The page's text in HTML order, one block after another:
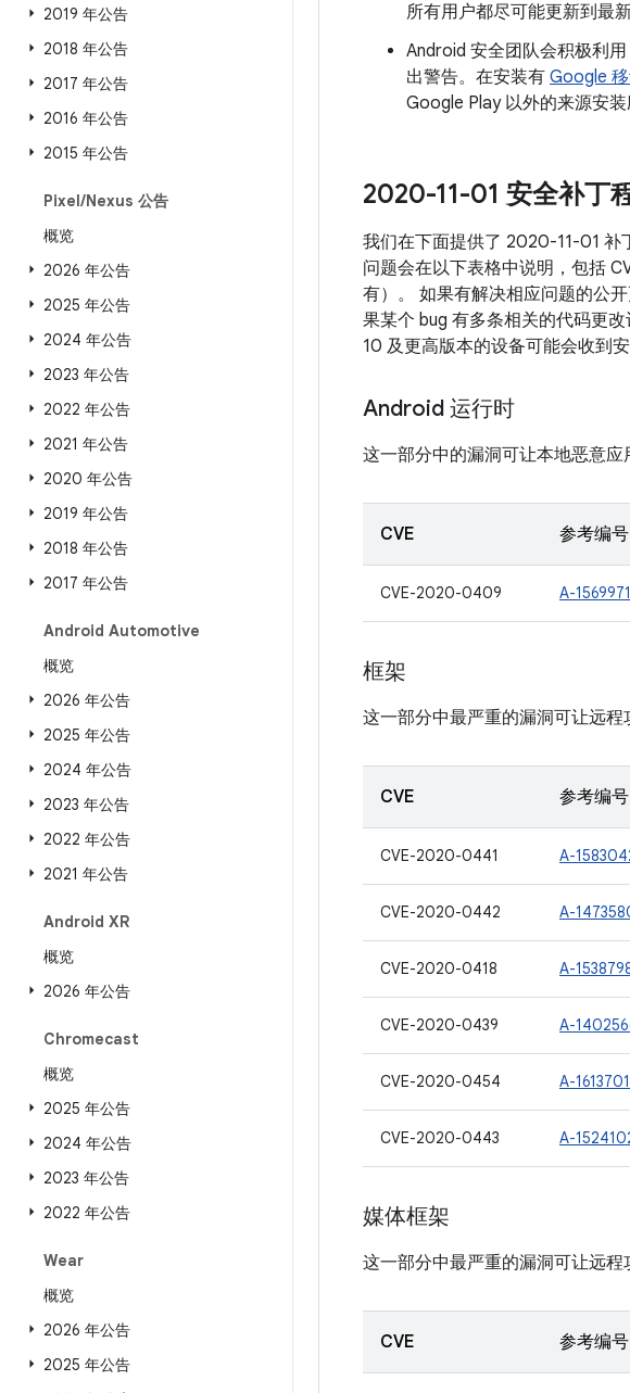
2019 年公告
2018 年公告
2017 年公告
2016 年公告
2015 年公告
Pixel/Nexus 公告
概览
2026 年公告
2025 年公告
2024 年公告
2023 年公告
2022 年公告
2021 年公告
2020 年公告
2019 年公告
2018 年公告
2017 年公告
Android Automotive
概览
2026 年公告
2025 年公告
2024 年公告
2023 年公告
2022 年公告
2021 年公告
Android XR
概览
2026 年公告
Chromecast
概览
2025 年公告
2024 年公告
2023 年公告
2022 年公告
Wear
概览
2026 年公告
2025 年公告
所有用户都尽可能更新到最
Android 安全团队会积极利用
出警告。在安装有 Google
Google Play 以外的来源安
2020-11-01 安全补丁
我们在下面提供了 2020-11-01 补
问题会在以下表格中说明，包括
有）。 如果有解决相应问题的公
果某个 bug 有多条相关的代码更
10 及更高版本的设备可能会收到
Android 运行时
这一部分中的漏洞可让本地恶意应
CVE 参考编号
CVE-2020-0409 A-
框架
这一部分中最严重的漏洞可让远程
CVE 参考编号
CVE-2020-0441 A-
CVE-2020-0442 A-
CVE-2020-0418 A-
CVE-2020-0439 A-
CVE-2020-0454 A-
CVE-2020-0443 A-
媒体框架
这一部分中最严重的漏洞可让远程
CVE 参考编号